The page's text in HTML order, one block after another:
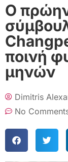
Ο
ποινή
μηνών
Dimitris
No